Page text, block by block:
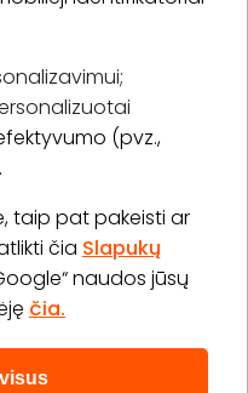
(pvz.,
taip pat pakeisti ar
čia Slapukų
naudos jūsų
čia.